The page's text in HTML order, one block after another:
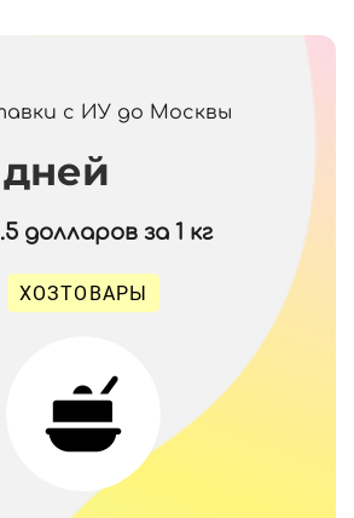
с ИУ до Москвы
дней
долларов за 1 кг
ХОЗТОВАРЫ